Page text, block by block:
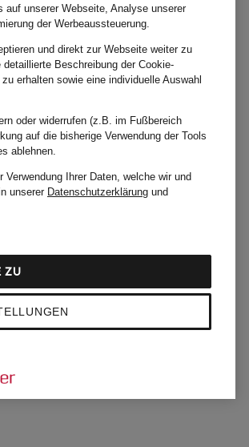
auf unserer Webseite, Analyse unserer
der Werbeaussteuerung.
und direkt zur Webseite weiter zu
Beschreibung der Cookie-
erhalten sowie eine individuelle Auswahl
oder widerrufen (z.B. im Fußbereich
auf die bisherige Verwendung der Tools
ablehnen.
Ihrer Daten, welche wir und
unserer Datenschutzerklärung und
ZU